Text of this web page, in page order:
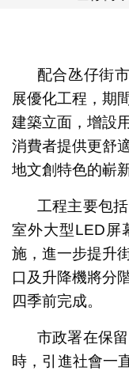
配合氹仔街
展優化工程，期
建築立面，增設
消費者提供更舒
地文創特色的嶄
工程主要包
室外大型LED屏
施，進一步提升
口及升降機將分
四季前完成。
市政署在保
時，引進社會一